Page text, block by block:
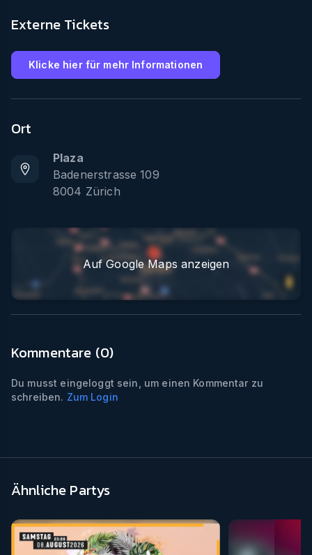
Externe Tickets
Klicke hier für mehr Informationen
Ort
Plaza
Badenerstrasse 109
8004 Zürich
Auf Google Maps anzeigen
Kommentare (0)
Du musst eingeloggt sein, um einen Kommentar zu
schreiben. Zum Login
Ähnliche Partys